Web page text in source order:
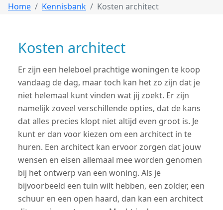
Home Kennisbank Kosten architect
Kosten architect
Er zijn een heleboel prachtige woningen te koop
vandaag de dag, maar toch kan het zo zijn dat je
niet helemaal kunt vinden wat jij zoekt. Er zijn
namelijk zoveel verschillende opties, dat de kans
dat alles precies klopt niet altijd even groot is. Je
kunt er dan voor kiezen om een architect in te
huren. Een architect kan ervoor zorgen dat jouw
wensen en eisen allemaal mee worden genomen
bij het ontwerp van een woning. Als je
bijvoorbeeld een tuin wilt hebben, een zolder, een
schuur en een open haard, dan kan een architect